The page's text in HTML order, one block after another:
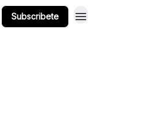
Subscribete